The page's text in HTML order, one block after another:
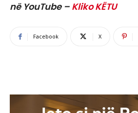
në YouTube – Kliko KËTU
Facebook X